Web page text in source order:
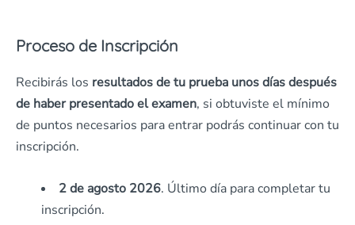
Proceso de Inscripción
Recibirás los resultados de tu prueba unos días después
de haber presentado el examen, si obtuviste el mínimo
de puntos necesarios para entrar podrás continuar con tu
inscripción.
2 de agosto 2026. Último día para completar tu
inscripción.